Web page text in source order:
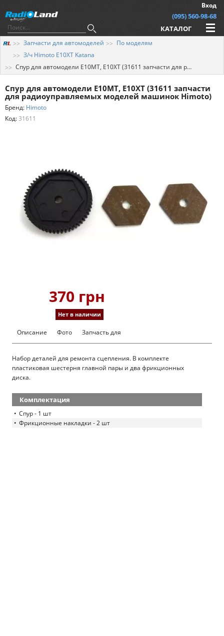
Вход
(095) 560-98-68
КАТАЛОГ
Запчасти для автомоделей
По моделям
З/ч Himoto E10XT Katana
Спур для автомодели E10MT, E10XT (31611 запчасти для радиоуправляемых моделей машинок Himoto)
Спур для автомодели E10MT, E10XT (31611 запчасти
для радиоуправляемых моделей машинок Himoto)
Бренд: Himoto
Код:31611
370 грн
Нет в наличии
Описание Фото Запчасть для
Набор деталей для ремонта сцепления. В комплекте
пластиковая шестерня главной пары и два фрикционных
диска.
Комплектация
Спур - 1 шт
Фрикционные накладки - 2 шт